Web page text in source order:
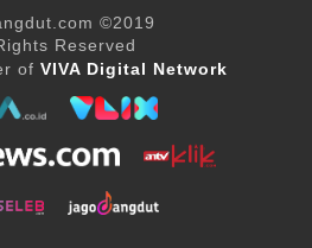
©2019
Reserved
of VIVA Digital Network